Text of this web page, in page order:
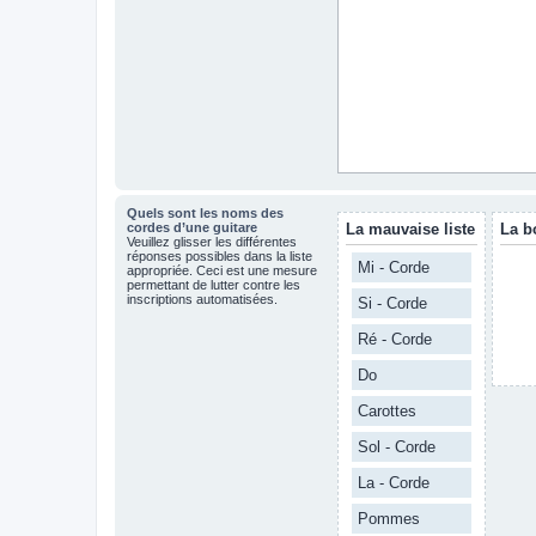
Quels sont les noms des
cordes d’une guitare
Veuillez glisser les différentes
réponses possibles dans la liste
appropriée. Ceci est une mesure
permettant de lutter contre les
inscriptions automatisées.
La mauvaise liste
Mi - Corde
Si - Corde
Ré - Corde
Do
Carottes
Sol - Corde
La - Corde
Pommes
La